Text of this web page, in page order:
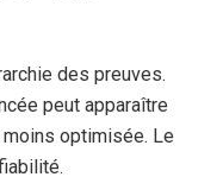
des preuves.
peut apparaître
optimisée. Le